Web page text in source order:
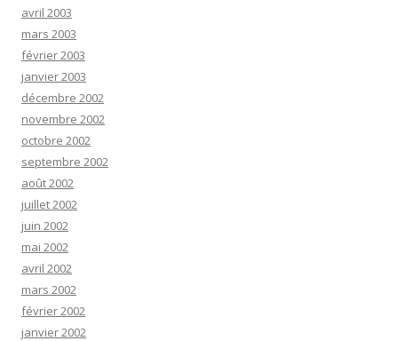
avril 2003
mars 2003
février 2003
janvier 2003
décembre 2002
novembre 2002
octobre 2002
septembre 2002
août 2002
juillet 2002
juin 2002
mai 2002
avril 2002
mars 2002
février 2002
janvier 2002